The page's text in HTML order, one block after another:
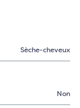
Sèche-cheveux
Non